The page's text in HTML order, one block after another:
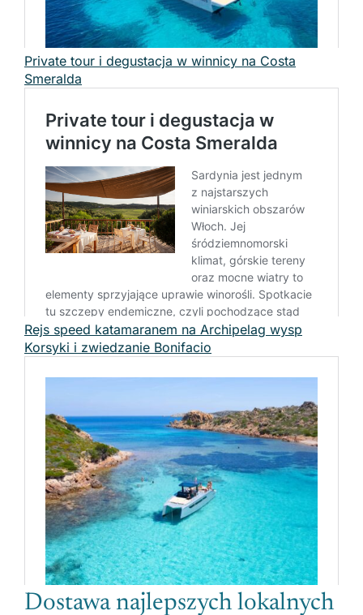
Private tour i degustacja w winnicy na Costa
Smeralda
Rejs speed katamaranem na Archipelag wysp
Korsyki i zwiedzanie Bonifacio
Dostawa najlepszych lokalnych